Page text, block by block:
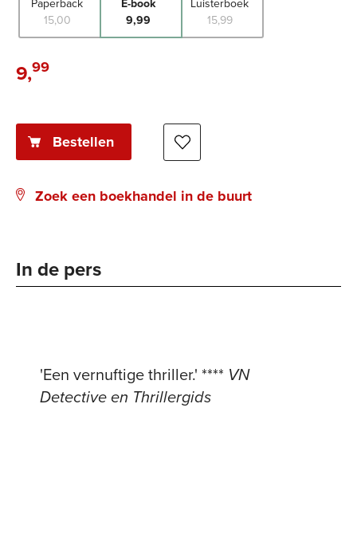
15,00
9,99
15,99
E-
9,99
Bestellen
Zoek een boekhandel in de buurt
In de pers
'Een vernuftige thriller.' **** VN
Detective en Thrillergids